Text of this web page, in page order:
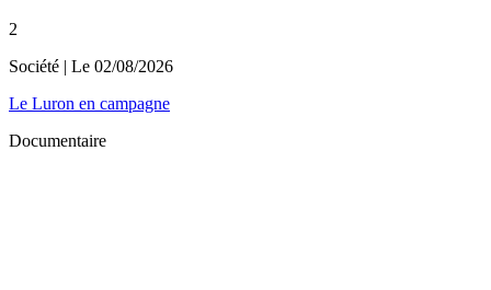
2
Société | Le 02/08/2026
Le Luron en campagne
Documentaire